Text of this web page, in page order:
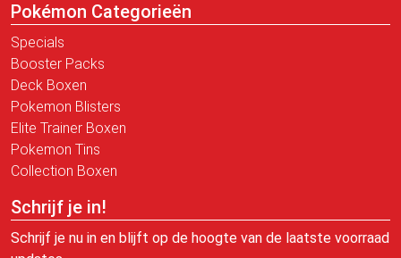
Pokémon Categorieën
Specials
Booster Packs
Deck Boxen
Pokemon Blisters
Elite Trainer Boxen
Pokemon Tins
Collection Boxen
Schrijf je in!
Schrijf je nu in en blijft op de hoogte van de laatste voorraad